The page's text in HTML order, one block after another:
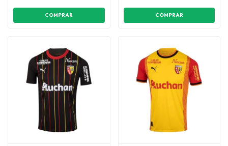
COMPRAR COMPRAR